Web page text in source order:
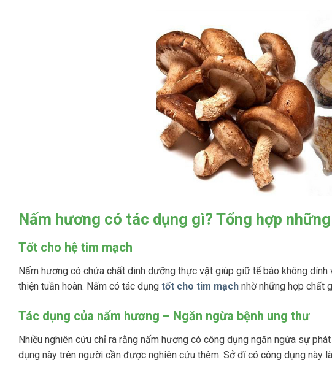
Nấm hương có tác dụng gì? Tổng hợp
Tốt cho hệ tim mạch
Nấm hương có chứa chất dinh dưỡng thực vật giúp giữ tế bào không
thiện tuần hoàn. Nấm có tác dụng tốt cho tim mạch nhờ những hợp chất
Tác dụng của nấm hương – Ngăn ngừa bệnh ung thư
Nhiều nghiên cứu chỉ ra rằng nấm hương có công dụng ngăn ngừa sự
dụng này trên người cần được nghiên cứu thêm. Sở dĩ có công dụng này